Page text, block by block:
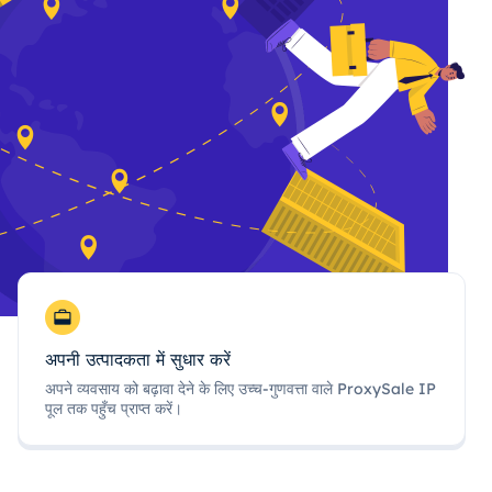
अपनी उत्पादकता में सुधार करें
अपने व्यवसाय को बढ़ावा देने के लिए उच्च-गुणवत्ता वाले ProxySale IP
पूल तक पहुँच प्राप्त करें।